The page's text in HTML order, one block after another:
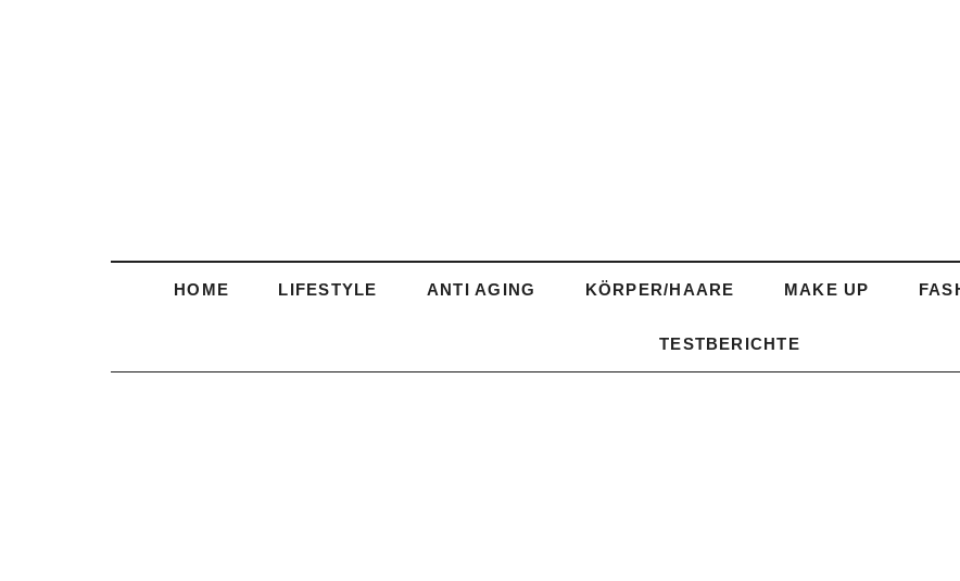
HOME LIFESTYLE ANTI AGING KÖRPER/HAARE MAKE UP
TESTBERICHTE